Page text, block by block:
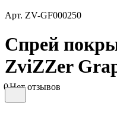
Арт. ZV-GF000250
Спрей
ZviZZer
0Нет отзывов